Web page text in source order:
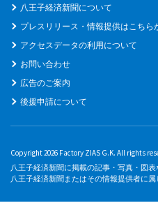
八王子経済新聞について
プレスリリース・情報提供はこちら
アクセスデータの利用について
お問い合わせ
広告のご案内
後援申請について
Copyright 2026 Factory ZIAS G.K. All rights
八王子経済新聞に掲載の記事・写真・図
八王子経済新聞またはその情報提供者に属